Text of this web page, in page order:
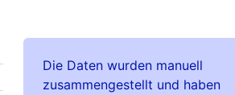
Die Daten wurden manuell
zusammengestellt und haben